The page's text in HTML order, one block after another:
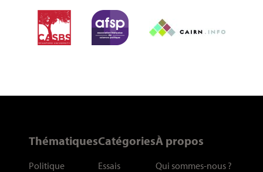
Thématiques
Politique
Catégories
Essais
À propos
Qui sommes-nous ?